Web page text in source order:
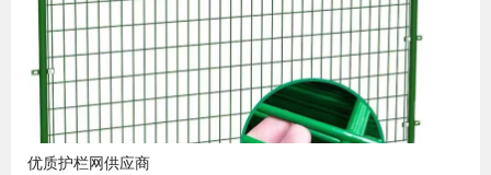
优质护栏网供应商